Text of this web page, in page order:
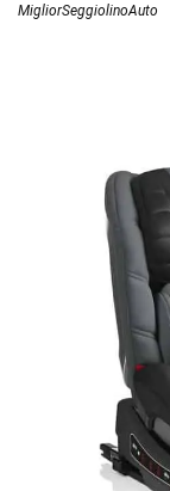
MigliorSeggiolinoAuto